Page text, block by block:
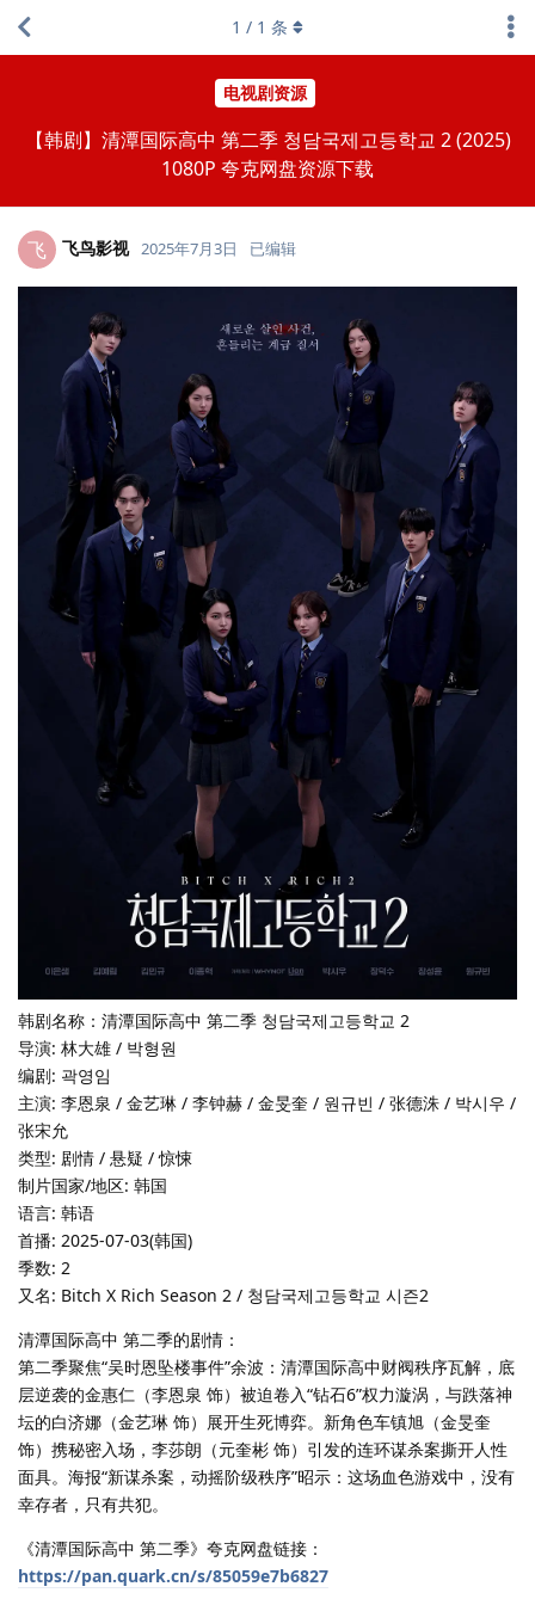
电视剧资源
【韩剧】清潭国际高中 第二季 청담국제고등학교 2 (2025)
1080P 夸克网盘资源下载
1 / 1 条
飞 飞鸟影视 2025年7月3日 已编辑
韩剧名称：清潭国际高中 第二季 청담국제고등학교 2
导演: 林大雄 / 박형원
编剧: 곽영임
主演: 李恩泉 / 金艺琳 / 李钟赫 / 金旻奎 / 원규빈 / 张德洙 / 박시우 /
张宋允
类型: 剧情 / 悬疑 / 惊悚
制片国家/地区: 韩国
语言: 韩语
首播: 2025-07-03(韩国)
季数: 2
又名: Bitch X Rich Season 2 / 청담국제고등학교 시즌2
清潭国际高中 第二季的剧情：
第二季聚焦“吴时恩坠楼事件”余波：清潭国际高中财阀秩序瓦解，底
层逆袭的金惠仁（李恩泉 饰）被迫卷入“钻石6”权力漩涡，与跌落神
坛的白济娜（金艺琳 饰）展开生死博弈。新角色车镇旭（金旻奎
饰）携秘密入场，李莎朗（元奎彬 饰）引发的连环谋杀案撕开人性
面具。海报“新谋杀案，动摇阶级秩序”昭示：这场血色游戏中，没有
幸存者，只有共犯。
《清潭国际高中 第二季》夸克网盘链接：
https://pan.quark.cn/s/85059e7b6827